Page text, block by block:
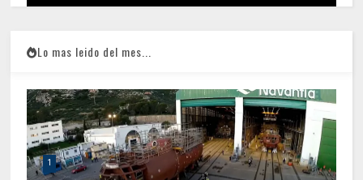
Lo mas leido del mes...
1